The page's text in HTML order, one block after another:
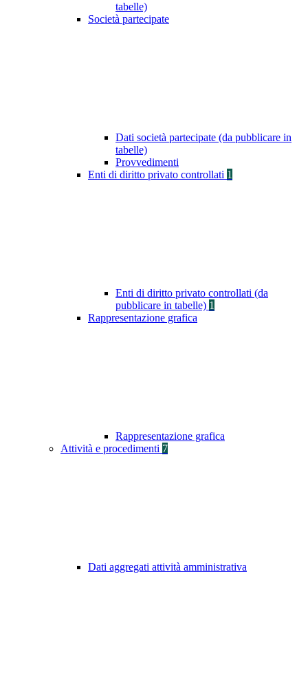
tabelle)
Società partecipate
Dati società partecipate (da pubblicare in
tabelle)
Provvedimenti
Enti di diritto privato controllati 1
Enti di diritto privato controllati (da
pubblicare in tabelle) 1
Rappresentazione grafica
Rappresentazione grafica
Attività e procedimenti 7
Dati aggregati attività amministrativa